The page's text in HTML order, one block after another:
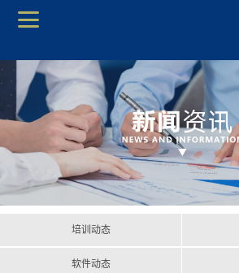
培训动态
软件动态